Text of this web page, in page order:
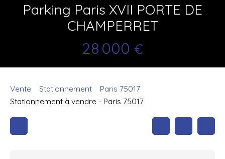
Parking Paris XVII PORTE DE
CHAMPERRET
28 000 €
Vente Stationnement
Paris 75017
Stationnement à vendre - Paris 75017